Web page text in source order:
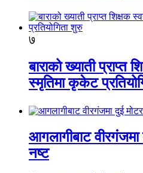
७
बाराको ख्याती प्राप्त
स्मृतिमा कृकेट
आगलागीबाट
नष्ट